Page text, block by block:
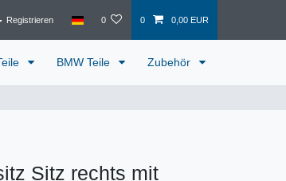
Registrieren 0 0 0,00 EUR
BMW Teile Zubehör
Sitz rechts mit